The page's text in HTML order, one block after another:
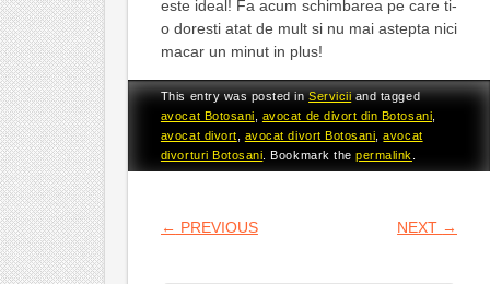
este ideal! Fa acum schimbarea pe care ti-
o doresti atat de mult si nu mai astepta nici
macar un minut in plus!
This entry was posted inServiciiand tagged
avocat Botosani, avocat de divort din Botosani,
avocat divort, avocat divort Botosani,avocat
divorturi Botosani. Bookmark thepermalink.
POST NAVIGATION
← PREVIOUS NEXT →